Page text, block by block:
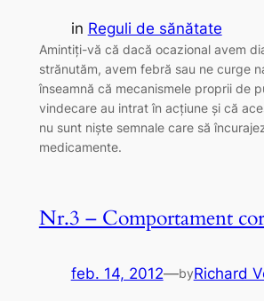
in Reguli de sănătate
Amintiţi-vă că dacă ocazional avem
strănutăm, avem febră sau ne curge
înseamnă că mecanismele proprii de
vindecare au intrat în acţiune şi că
nu sunt nişte semnale care să
medicamente.
Nr.3 – Comportament
feb. 14, 2012—byRichard